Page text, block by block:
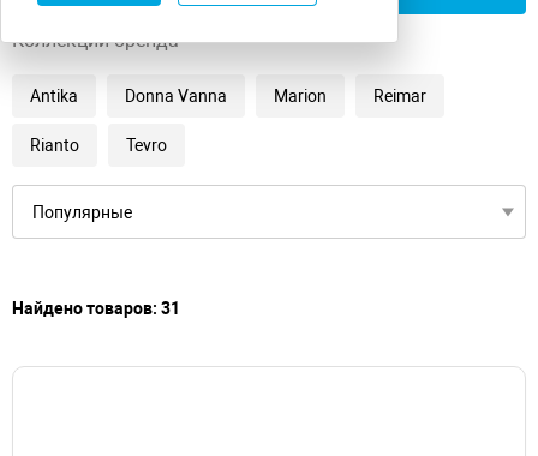
Коллекции бренда
Antika Donna Vanna Marion Reimar
Rianto Tevro
Найдено товаров: 31